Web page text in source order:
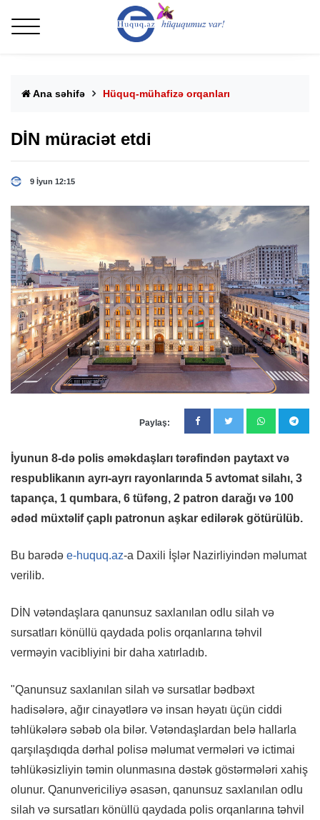
Ana səhifə Hüquq-mühafizə orqanları
DİN müraciət etdi
9 İyun 12:15
Paylaş:
İyunun 8-də polis əməkdaşları tərəfindən paytaxt və
respublikanın ayrı-ayrı rayonlarında 5 avtomat silahı, 3
tapança, 1 qumbara, 6 tüfəng, 2 patron darağı və 100
ədəd müxtəlif çaplı patronun aşkar edilərək götürülüb.
Bu barədə e-huquq.az-a Daxili İşlər Nazirliyindən məlumat
verilib.
DİN vətəndaşlara qanunsuz saxlanılan odlu silah və
sursatları könüllü qaydada polis orqanlarına təhvil
verməyin vacibliyini bir daha xatırladıb.
"Qanunsuz saxlanılan silah və sursatlar bədbəxt
hadisələrə, ağır cinayətlərə və insan həyatı üçün ciddi
təhlükələrə səbəb ola bilər. Vətəndaşlardan belə hallarla
qarşılaşdıqda dərhal polisə məlumat vermələri və ictimai
təhlükəsizliyin təmin olunmasına dəstək göstərmələri xahiş
olunur. Qanunvericiliyə əsasən, qanunsuz saxlanılan odlu
silah və sursatları könüllü qaydada polis orqanlarına təhvil